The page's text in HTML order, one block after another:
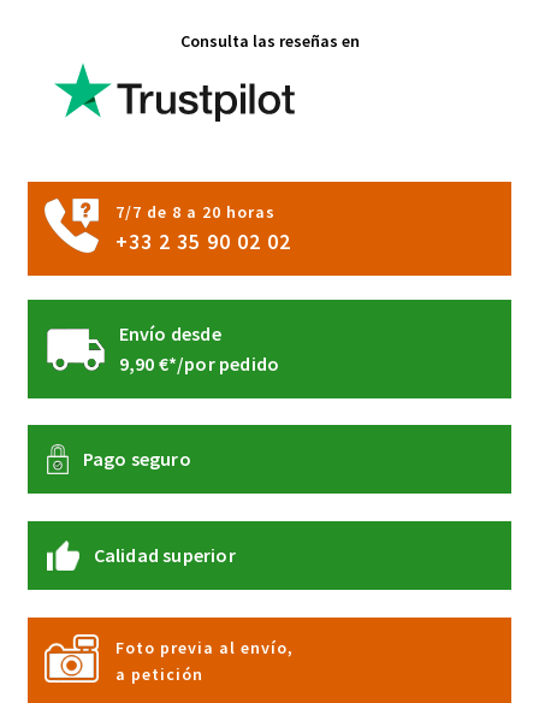
Consulta las reseñas en
7/7 de 8 a 20 horas
+33 2 35 90 02 02
Envío desde
9,90 €*/por pedido
Pago seguro
Calidad superior
Foto previa al envío,
a petición